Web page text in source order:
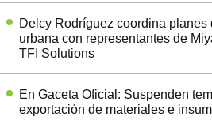
Delcy Rodríguez coordina planes
urbana con representantes de
TFI Solutions
En Gaceta Oficial: Suspenden
exportación de materiales e